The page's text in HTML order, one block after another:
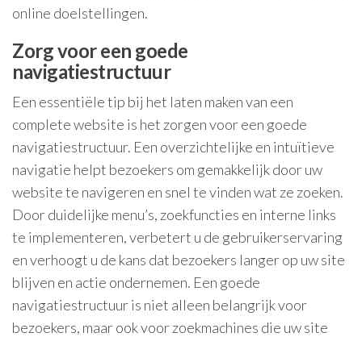
online doelstellingen.
Zorg voor een goede
navigatiestructuur
Een essentiële tip bij het laten maken van een
complete website is het zorgen voor een goede
navigatiestructuur. Een overzichtelijke en intuïtieve
navigatie helpt bezoekers om gemakkelijk door uw
website te navigeren en snel te vinden wat ze zoeken.
Door duidelijke menu’s, zoekfuncties en interne links
te implementeren, verbetert u de gebruikerservaring
en verhoogt u de kans dat bezoekers langer op uw site
blijven en actie ondernemen. Een goede
navigatiestructuur is niet alleen belangrijk voor
bezoekers, maar ook voor zoekmachines die uw site